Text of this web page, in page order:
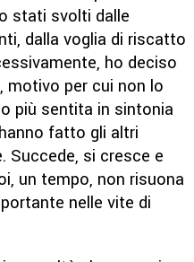
stati svolti dalle
dalla voglia di riscatto
ho deciso
motivo per cui non lo
più sentita in sintonia
fatto gli altri
Succede, si cresce e
un tempo, non risuona
nelle vite di